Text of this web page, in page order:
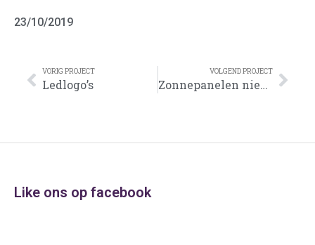
23/10/2019
VORIG PROJECT
Ledlogo’s
VOLGEND PROJECT
Zonnepanelen nieuwbouw woning Apeldoorn
Like ons op facebook